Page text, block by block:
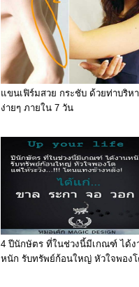
แขนเฟิร์มสวย กระชับ ด้วยท่าบริห
ง่ายๆ ภายใน 7 วัน
4 ปีนักษัตร ที่ในช่วงนี้มีเกณฑ์ ได้ง
หนัก รับทรัพย์ก้อนใหญ่ หัวใจพอง